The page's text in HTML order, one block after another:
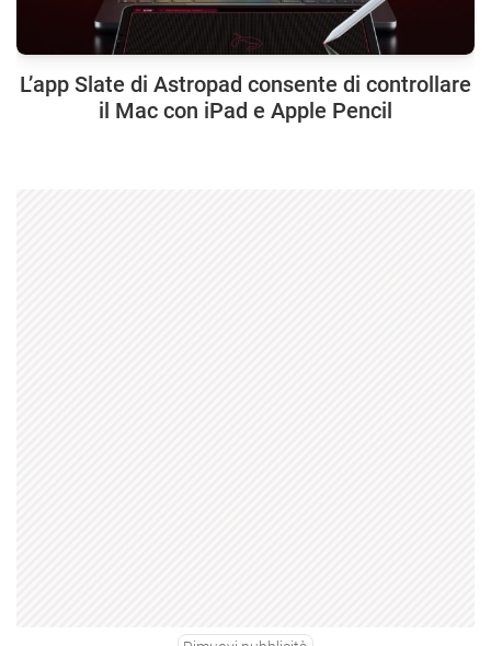
L’app Slate di Astropad consente di controllare
il Mac con iPad e Apple Pencil